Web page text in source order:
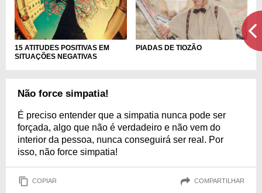
15 ATITUDES POSITIVAS EM
SITUAÇÕES NEGATIVAS
PIADAS DE TIOZÃO
Não force simpatia!
É preciso entender que a simpatia nunca pode ser
forçada, algo que não é verdadeiro e não vem do
interior da pessoa, nunca conseguirá ser real. Por
isso, não force simpatia!
COPIAR COMPARTILHAR